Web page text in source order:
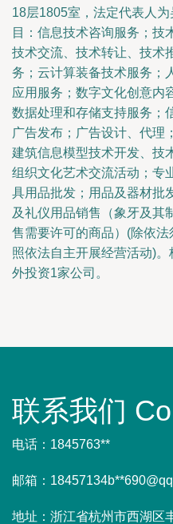
18层1805室，法定代表人
目：信息技术咨询服务；技
技术交流、技术转让、技术
务；云计算装备技术服务；
应用服务；数字文化创意内
数据处理和存储支持服务；
广告发布；广告设计、代理
建筑信息模型技术开发、技
组织文化艺术交流活动；专
具用品批发；用品及器材批
及礼仪用品销售（象牙及其
售需要许可的商品）(除依
照依法自主开展经营活动)
外投资1家公司。
联系我们
电话：1845763**
邮箱：18457134b**
地址：浙江省杭州市西湖区